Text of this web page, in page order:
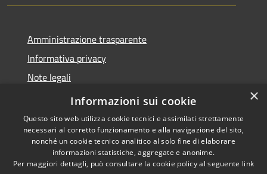
Amministrazione trasparente
Informativa privacy
Note legali
Dichiarazione di accessibilità
Accessibilità
Copyright © 2026 • Comune di
Serrastretta • Powered by
×
Informazioni sui cookie
Questo sito web utilizza cookie tecnici e assimilati strettamente
necessari al corretto funzionamento e alla navigazione del sito,
nonché un cookie tecnico analitico al solo fine di elaborare
informazioni statistiche, aggregate e anonime.
Per maggiori dettagli, può consultare la cookie policy al seguente link